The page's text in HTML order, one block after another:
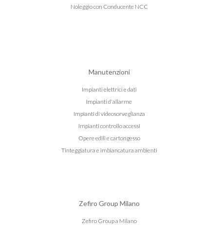
Noleggio con Conducente NCC
Manutenzioni
Impianti elettrici e dati
Impianti d'allarme
Impianti di videosorveglianza
Impianti controllo accessi
Opere edili e cartongesso
Tinteggiatura e imbiancatura ambienti
Zefiro Group Milano
Zefiro Group a Milano